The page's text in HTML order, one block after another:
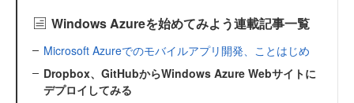
Windows Azureを始めてみよう連載記事一覧
Microsoft Azureでのモバイルアプリ開発、ことはじめ
Dropbox、GitHubからWindows Azure Webサイトに
デプロイしてみる